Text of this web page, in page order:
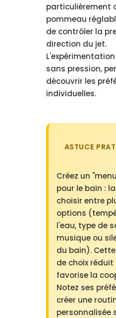
particulièrement
pommeau
de contrôler la
direction du jet.
sans pression,
découvrir les
individuelles.
ASTUCE
Créez un
pour le bain :
choisir entre
options
l'eau, type de
musique ou
du bain).
de choix réduit
favorise la
Notez ses
créer une
personnalisée